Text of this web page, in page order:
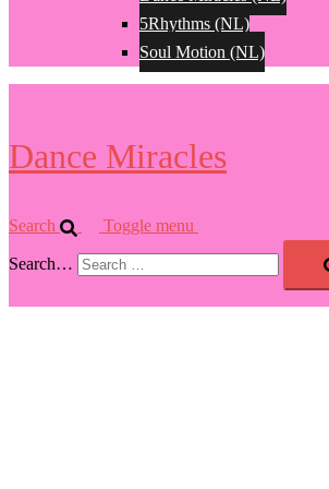
5Rhythms (NL)
Soul Motion (NL)
Dance Miracles
Search Toggle menu
Search…